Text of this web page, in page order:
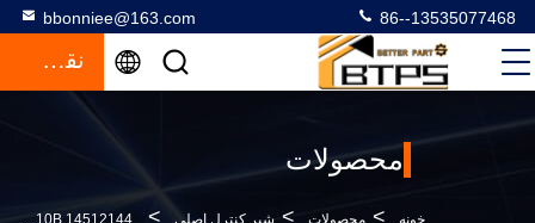
bbonniee@163.com 86--13535077468
نقل قول
محصولات
خونه > محصولات > شیر کنترل اصلی > VOL-VO EC210B 14512144 حفاری دریچه اصلی هیدرولیک EC210B دست دوم